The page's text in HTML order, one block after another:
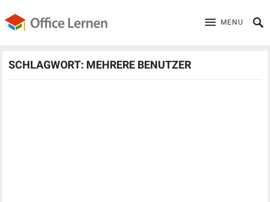
MENU
SCHLAGWORT: MEHRERE BENUTZER